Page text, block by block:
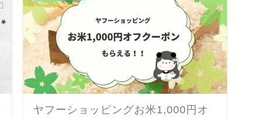
ヤフーショッピングお米1,000円オ